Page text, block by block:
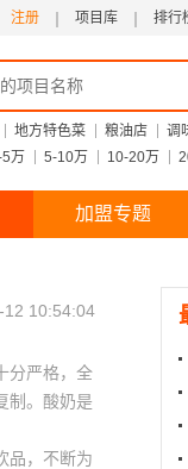
排行
项目库
注册
地方特色菜 粮油店 调
5万 5-10万 10-20万
加盟专题
12 10:54:04
分严格，全
制。酸奶是
品，不断为